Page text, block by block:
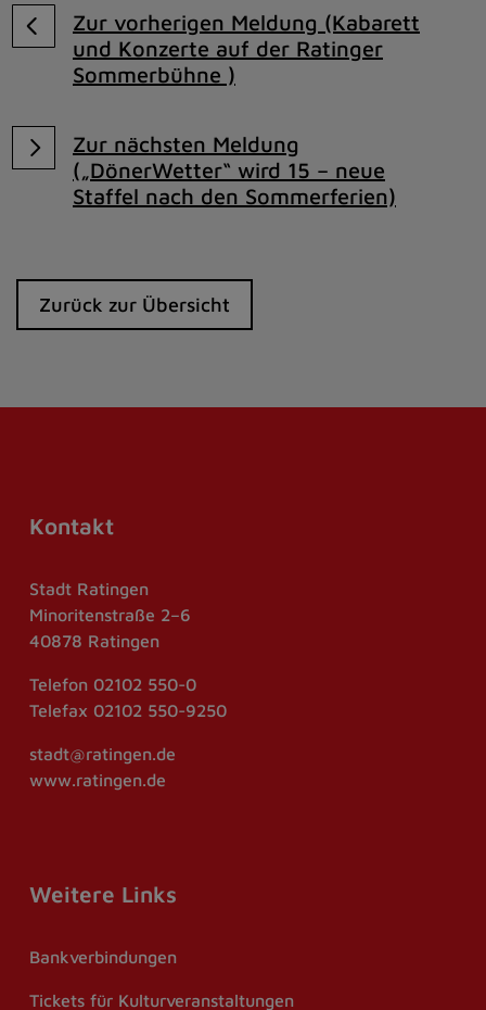
Zur vorherigen Meldung (Kabarett
und Konzerte auf der Ratinger
Sommerbühne )
Zur nächsten Meldung
(„DönerWetter“ wird 15 – neue
Staffel nach den Sommerferien)
Zurück zur Übersicht
Kontakt
Stadt Ratingen
Minoritenstraße 2–6
40878 Ratingen
Telefon 02102 550-0
Telefax 02102 550-9250
stadt@ratingen.de
www.ratingen.de
Weitere Links
Bankverbindungen
Tickets für Kulturveranstaltungen